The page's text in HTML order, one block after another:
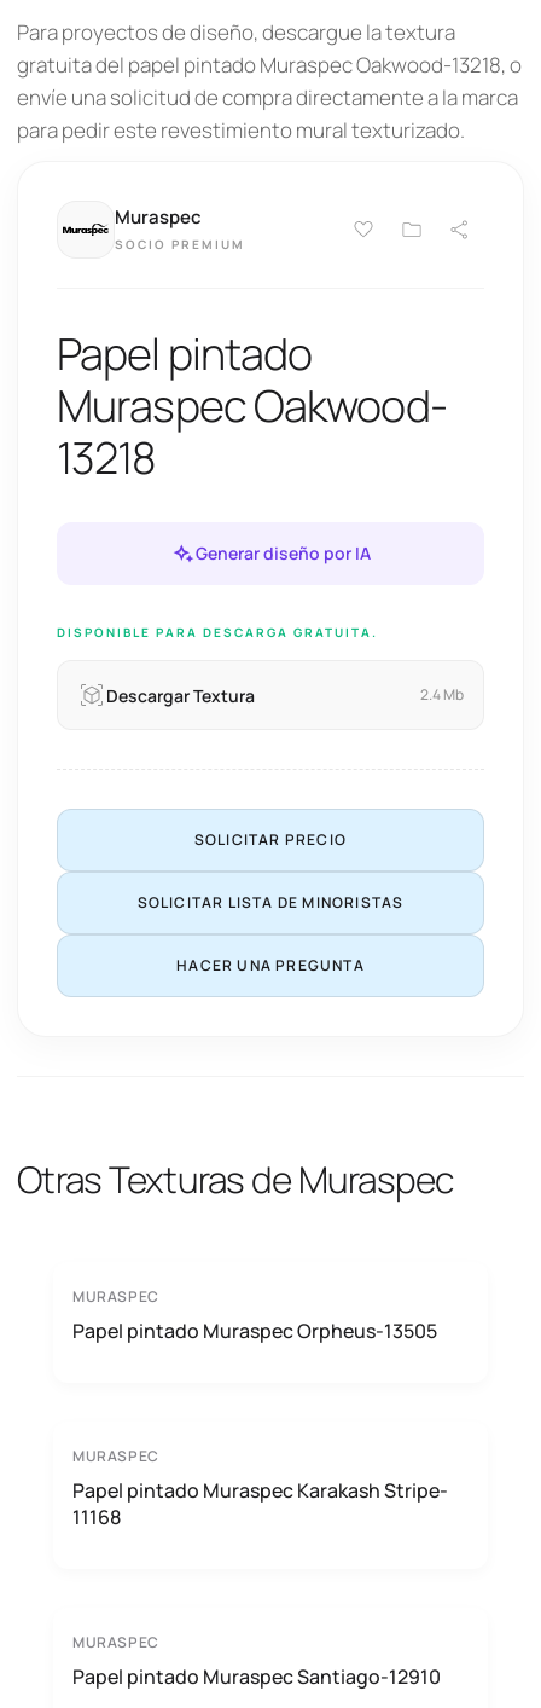
Para proyectos de diseño, descargue la textura
gratuita del papel pintado Muraspec Oakwood-13218, o
envíe una solicitud de compra directamente a la marca
para pedir este revestimiento mural texturizado.
Muraspec
SOCIO PREMIUM
Papel pintado
Muraspec Oakwood-
13218
Generar diseño por IA
DISPONIBLE PARA DESCARGA GRATUITA.
Descargar Textura 2.4 Mb
SOLICITAR PRECIO
SOLICITAR LISTA DE MINORISTAS
HACER UNA PREGUNTA
Otras Texturas de Muraspec
MURASPEC
Papel pintado Muraspec Orpheus-13505
MURASPEC
Papel pintado Muraspec Karakash Stripe-
11168
MURASPEC
Papel pintado Muraspec Santiago-12910